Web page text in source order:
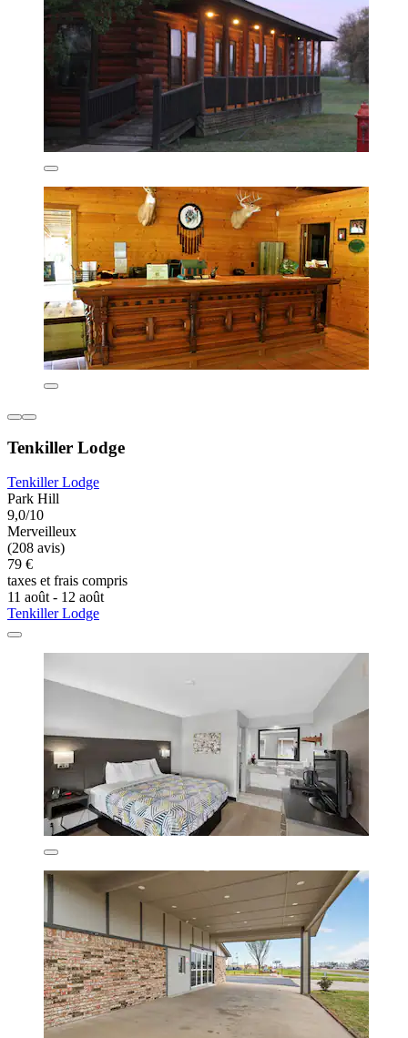
Tenkiller Lodge
Tenkiller Lodge
Park Hill
9,0/10
Merveilleux
(208 avis)
79 €
taxes et frais compris
11 août - 12 août
Tenkiller Lodge